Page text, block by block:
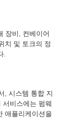
장비, 컨베이어
치 및 토크의 정
.
, 시스템 통합 지
비스에는 펌웨
애플리케이션을